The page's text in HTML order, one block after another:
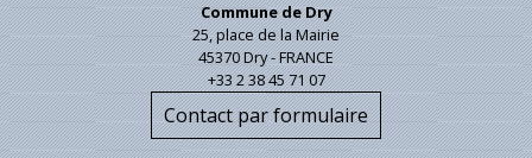
Commune de Dry
25, place de la Mairie
45370 Dry - FRANCE
+33 2 38 45 71 07
Contact par formulaire